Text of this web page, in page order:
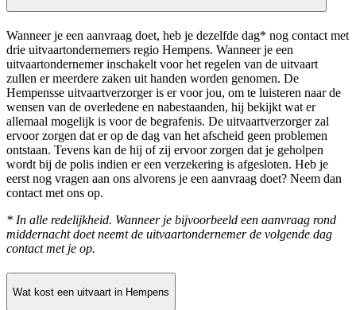
Wanneer je een aanvraag doet, heb je dezelfde dag* nog contact met
drie uitvaartondernemers regio Hempens. Wanneer je een
uitvaartondernemer inschakelt voor het regelen van de uitvaart
zullen er meerdere zaken uit handen worden genomen. De
Hempensse uitvaartverzorger is er voor jou, om te luisteren naar de
wensen van de overledene en nabestaanden, hij bekijkt wat er
allemaal mogelijk is voor de begrafenis. De uitvaartverzorger zal
ervoor zorgen dat er op de dag van het afscheid geen problemen
ontstaan. Tevens kan de hij of zij ervoor zorgen dat je geholpen
wordt bij de polis indien er een verzekering is afgesloten. Heb je
eerst nog vragen aan ons alvorens je een aanvraag doet? Neem dan
contact met ons op.
* In alle redelijkheid. Wanneer je bijvoorbeeld een aanvraag rond
middernacht doet neemt de uitvaartondernemer de volgende dag
contact met je op.
Wat kost een uitvaart in Hempens